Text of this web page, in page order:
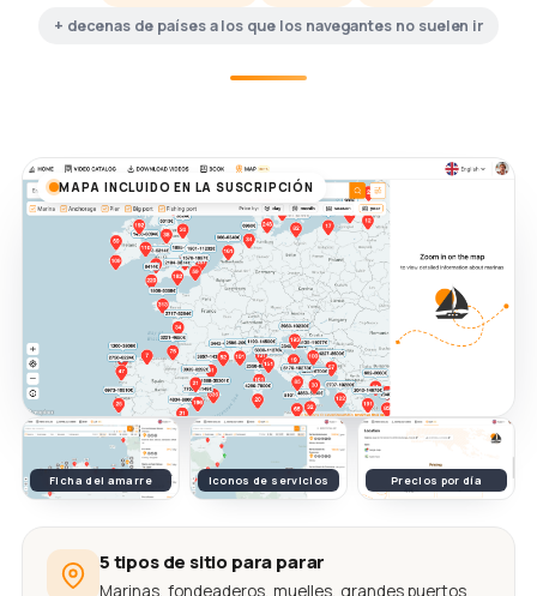
+ decenas de países a los que los navegantes no suelen ir
MAPA INCLUIDO EN LA SUSCRIPCIÓN
Ficha del amarre Iconos de servicios Precios por día
5 tipos de sitio para parar
Marinas, fondeaderos, muelles, grandes puertos